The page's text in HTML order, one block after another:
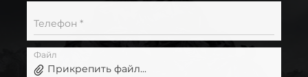
Телефон *
Файл
Прикрепить файл...